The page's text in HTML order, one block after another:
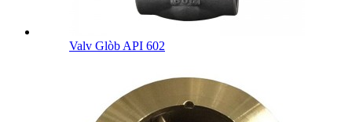
Valv Glòb API 602